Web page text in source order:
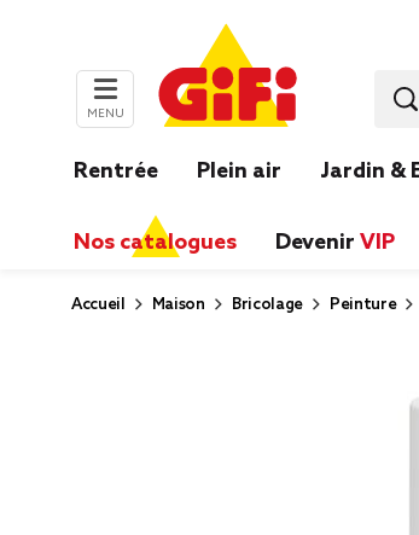
MENU
Rentrée Plein air Jardin &
Nos catalogues Devenir VIP
Accueil Maison Bricolage Peinture